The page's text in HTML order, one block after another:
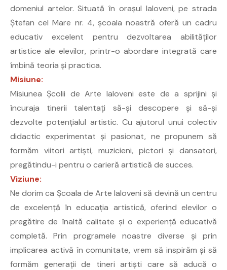
domeniul artelor. Situată în orașul Ialoveni, pe strada
Ștefan cel Mare nr. 4, școala noastră oferă un cadru
educativ excelent pentru dezvoltarea abilităților
artistice ale elevilor, printr-o abordare integrată care
îmbină teoria și practica.
Misiune:
Misiunea Școlii de Arte Ialoveni este de a sprijini și
încuraja tinerii talentați să-și descopere și să-și
dezvolte potențialul artistic. Cu ajutorul unui colectiv
didactic experimentat și pasionat, ne propunem să
formăm viitori artiști, muzicieni, pictori și dansatori,
pregătindu-i pentru o carieră artistică de succes.
Viziune:
Ne dorim ca Școala de Arte Ialoveni să devină un centru
de excelență în educația artistică, oferind elevilor o
pregătire de înaltă calitate și o experiență educativă
completă. Prin programele noastre diverse și prin
implicarea activă în comunitate, vrem să inspirăm și să
formăm generații de tineri artiști care să aducă o